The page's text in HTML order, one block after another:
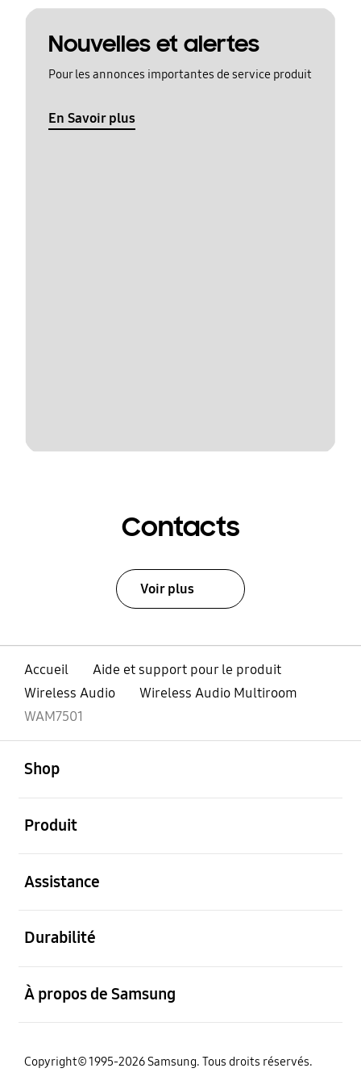
Nouvelles et alertes
Pour les annonces importantes de service produit
En Savoir plus
Contacts
Voir plus
Accueil
Aide et support pour le produit
Wireless Audio
Wireless Audio Multiroom
WAM7501
Shop
Produit
Assistance
Durabilité
À propos de Samsung
Copyright© 1995-2026 Samsung. Tous droits réservés.